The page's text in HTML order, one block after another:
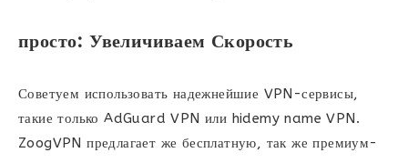
просто: Увеличиваем Скорость
Советуем использовать надежнейшие VPN-сервисы,
такие только AdGuard VPN или hidemy name VPN.
ZoogVPN предлагает же бесплатную, так же премиум-